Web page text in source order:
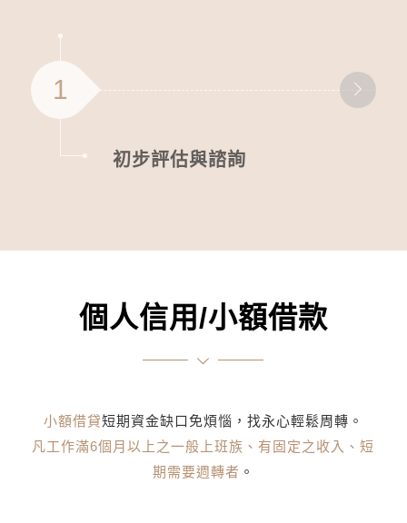
1
初步評估與諮詢
個人信用/小額借款
小額借貸短期資金缺口免煩惱，找永心輕鬆周轉。
凡工作滿6個月以上之一般上班族、有固定之收入、短
期需要週轉者 。